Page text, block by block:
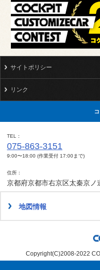
サイトポリシー
リンク
TEL
075-863-3151
9:00〜18:00 (作業受付 17:00まで)
住所
京都府京都市右京区太秦京ノ
地図情報
Copyright(C)2008-2022